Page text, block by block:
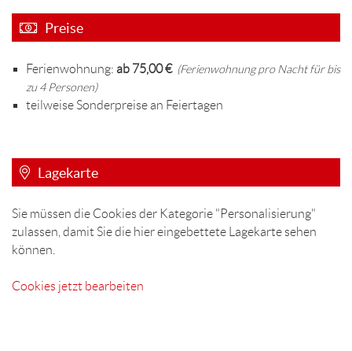
Preise
Ferienwohnung: ab 75,00 €(Ferienwohnung pro Nacht für bis
zu 4 Personen)
teilweise Sonderpreise an Feiertagen
Lagekarte
Sie müssen die Cookies der Kategorie "Personalisierung"
zulassen, damit Sie die hier eingebettete Lagekarte sehen
können.
Cookies jetzt bearbeiten